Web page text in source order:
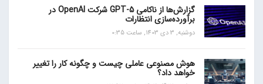
گزارش‌ها از ناکامی GPT-5 شرکت OpenAI در
برآورده‌سازی انتظارات
دوشنبه, 3 دی 1403, ساعت 0:35
هوش مصنوعی عاملی چیست و چگونه کار را تغییر
خواهد داد؟